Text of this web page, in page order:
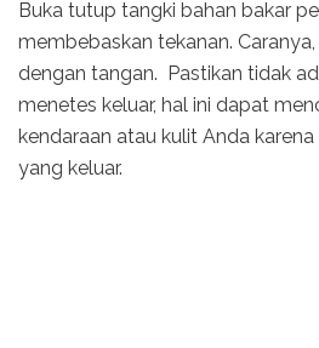
Buka tutup tangki bahan bakar
membebaskan tekanan.
dengan tangan. Pastikan tidak
menetes keluar, hal ini dapat
kendaraan atau kulit Anda
yang keluar.